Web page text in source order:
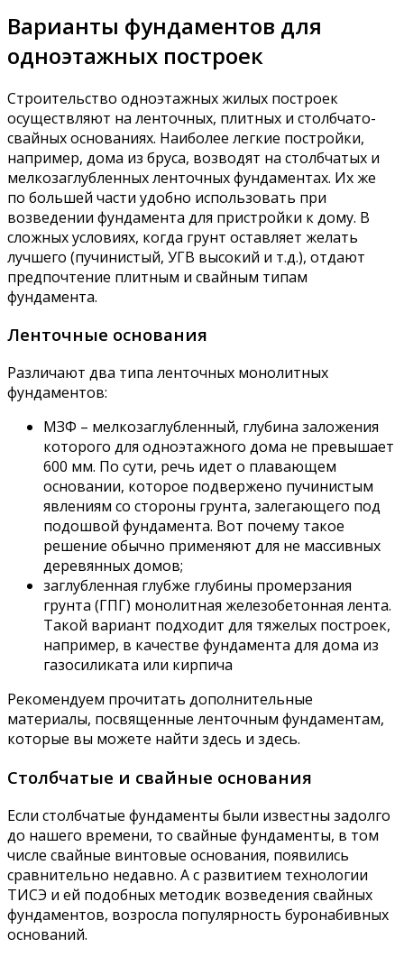
Варианты фундаментов для
одноэтажных построек
Строительство одноэтажных жилых построек
осуществляют на ленточных, плитных и столбчато-
свайных основаниях. Наиболее легкие постройки,
например, дома из бруса, возводят на столбчатых и
мелкозаглубленных ленточных фундаментах. Их же
по большей части удобно использовать при
возведении фундамента для пристройки к дому. В
сложных условиях, когда грунт оставляет желать
лучшего (пучинистый, УГВ высокий и т.д.), отдают
предпочтение плитным и свайным типам
фундамента.
Ленточные основания
Различают два типа ленточных монолитных
фундаментов:
МЗФ – мелкозаглубленный, глубина заложения
которого для одноэтажного дома не превышает
600 мм. По сути, речь идет о плавающем
основании, которое подвержено пучинистым
явлениям со стороны грунта, залегающего под
подошвой фундамента. Вот почему такое
решение обычно применяют для не массивных
деревянных домов;
заглубленная глубже глубины промерзания
грунта (ГПГ) монолитная железобетонная лента.
Такой вариант подходит для тяжелых построек,
например, в качестве фундамента для дома из
газосиликата или кирпича
Рекомендуем прочитать дополнительные
материалы, посвященные ленточным фундаментам,
которые вы можете найти здесь и здесь.
Столбчатые и свайные основания
Если столбчатые фундаменты были известны задолго
до нашего времени, то свайные фундаменты, в том
числе свайные винтовые основания, появились
сравнительно недавно. А с развитием технологии
ТИСЭ и ей подобных методик возведения свайных
фундаментов, возросла популярность буронабивных
оснований.